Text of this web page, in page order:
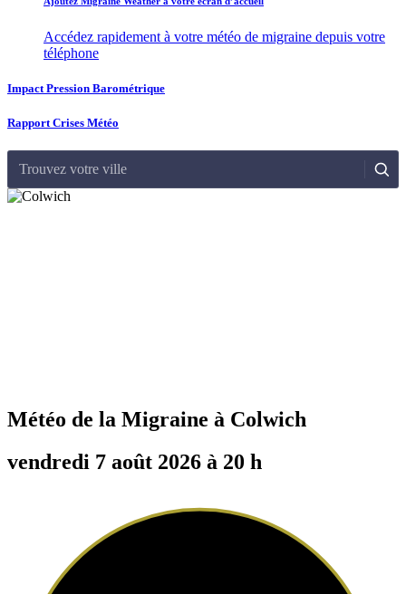
Accédez rapidement à votre météo de migraine depuis votre
téléphone
Impact Pression Barométrique
Rapport Crises Météo
Trouvez votre ville
Météo de la Migraine à Colwich
vendredi 7 août 2026 à 20 h